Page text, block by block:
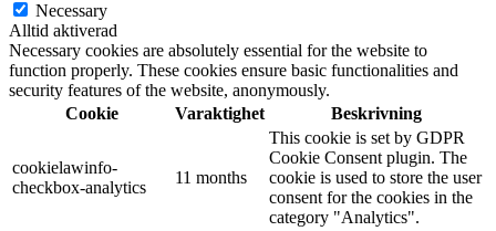
Necessary
Alltid aktiverad
Necessary cookies are absolutely essential for the website to
function properly. These cookies ensure basic functionalities and
security features of the website, anonymously.
Cookie
Varaktighet Beskrivning
cookielawinfo-
checkbox-analytics
11 months
This cookie is set by GDPR
Cookie Consent plugin. The
cookie is used to store the user
consent for the cookies in the
category "Analytics".